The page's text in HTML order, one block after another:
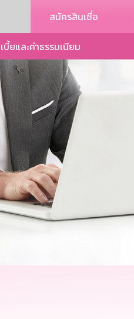
สมัครสินเชื่อ
บี้ยและค่าธรรมเนียม